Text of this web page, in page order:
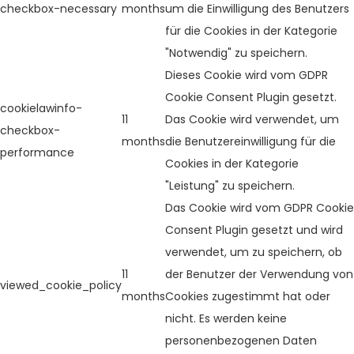
checkbox-necessary monthsum die Einwilligung des Benutzers
für die Cookies in der Kategorie
"Notwendig" zu speichern.
cookielawinfo-
checkbox-
performance
11
months
Dieses Cookie wird vom GDPR
Cookie Consent Plugin gesetzt.
Das Cookie wird verwendet, um
die Benutzereinwilligung für die
Cookies in der Kategorie
"Leistung" zu speichern.
viewed_cookie_policy
11
months
Das Cookie wird vom GDPR Cookie
Consent Plugin gesetzt und wird
verwendet, um zu speichern, ob
der Benutzer der Verwendung von
Cookies zugestimmt hat oder
nicht. Es werden keine
personenbezogenen Daten